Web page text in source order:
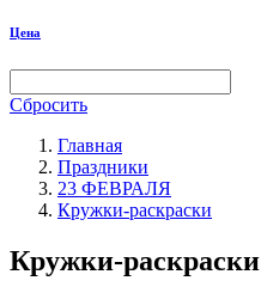
Цена
Сбросить
Главная
Праздники
23 ФЕВРАЛЯ
Кружки-раскраски
Кружки-раскраски